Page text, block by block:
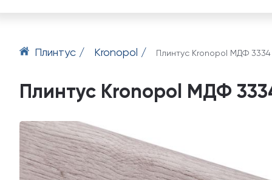
Плинтус / Kronopol / Плинтус Kronopol МДФ
Плинтус Kronopol МДФ